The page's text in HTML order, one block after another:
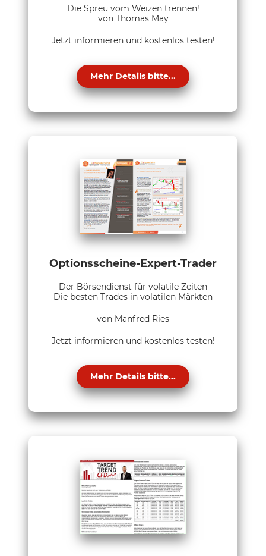
Die Spreu vom Weizen trennen!
von Thomas May
Jetzt informieren und kostenlos testen!
Mehr Details bitte...
Optionsscheine-Expert-Trader
Der Börsendienst für volatile Zeiten
Die besten Trades in volatilen Märkten
von Manfred Ries
Jetzt informieren und kostenlos testen!
Mehr Details bitte...